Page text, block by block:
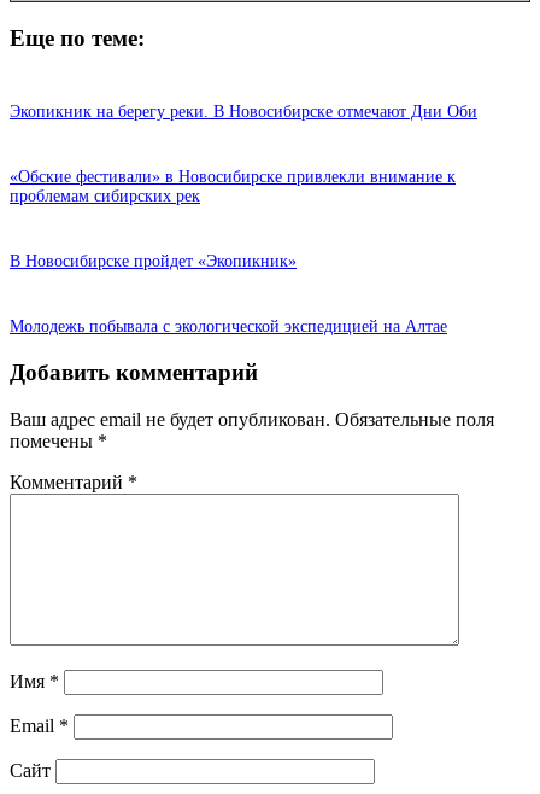
Еще по теме:
Экопикник на берегу реки. В Новосибирске отмечают Дни Оби
«Обские фестивали» в Новосибирске привлекли внимание к
проблемам сибирских рек
В Новосибирске пройдет «Экопикник»
Молодежь побывала с экологической экспедицией на Алтае
Добавить комментарий
Ваш адрес email не будет опубликован. Обязательные поля
помечены *
Комментарий *
Имя *
Email *
Сайт